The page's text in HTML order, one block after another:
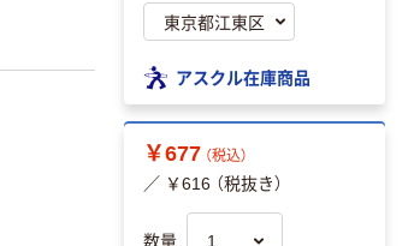
アスクル在庫商品
￥677 （税込）
／ ￥616 （税抜き）
数量